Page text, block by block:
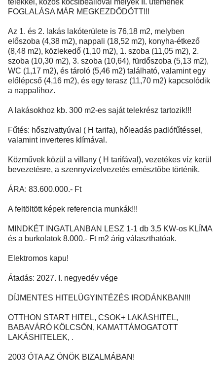
telekkel, közös kocsibeállóval melyek II. ütemének
FOGLALÁSA MÁR MEGKEZDŐDÖTT!!!
Az 1. és 2. lakás lakóterülete is 76,18 m2, melyben
előszoba (4,38 m2), nappali (18,52 m2), konyha-étkező
(8,48 m2), közlekedő (1,10 m2), 1. szoba (11,05 m2), 2.
szoba (10,30 m2), 3. szoba (10,64), fürdőszoba (5,13 m2),
WC (1,17 m2), és tároló (5,46 m2) található, valamint egy
előlépcső (4,16 m2), és egy terasz (11,70 m2) kapcsolódik
a nappalihoz.
A lakásokhoz kb. 300 m2-es saját telekrész tartozik!!!
Fűtés: hőszivattyúval ( H tarifa), hőleadás padlófűtéssel,
valamint inverteres klímával.
Közművek közül a villany ( H tarifával), vezetékes víz kerül
bevezetésre, a szennyvízelvezetés emésztőbe történik.
ÁRA: 83.600.000.- Ft
A feltöltött képek referencia munkák!!!
MINDKÉT INGATLANBAN LESZ 1-1 db 3,5 KW-os KLÍMA
és a burkolatok 8.000.- Ft m2 árig választhatóak.
Elektromos kapu!
Átadás: 2027. I. negyedév vége
DÍJMENTES HITELÜGYINTÉZÉS IRODÁNKBAN!!!
OTTHON START HITEL, CSOK+ LAKÁSHITEL,
BABAVÁRÓ KÖLCSÖN, KAMATTÁMOGATOTT
LAKÁSHITELEK, .
2003 ÓTA AZ ÖNÖK BIZALMÁBAN!